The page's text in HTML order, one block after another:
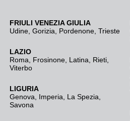
FRIULI VENEZIA GIULIA
Udine Gorizia Pordenone Trieste
LAZIO
Roma
Frosinone Latina Rieti
Viterbo
LIGURIA
Genova
Imperia La Spezia
Savona